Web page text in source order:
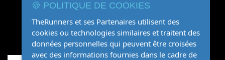
06.81.93.16.35
organisation@therunners.fr
🍪 POLITIQUE DE COOKIES
TheRunners et ses Partenaires utilisent des
cookies ou technologies similaires et traitent des
données personnelles qui peuvent être croisées
avec des informations fournies dans le cadre de